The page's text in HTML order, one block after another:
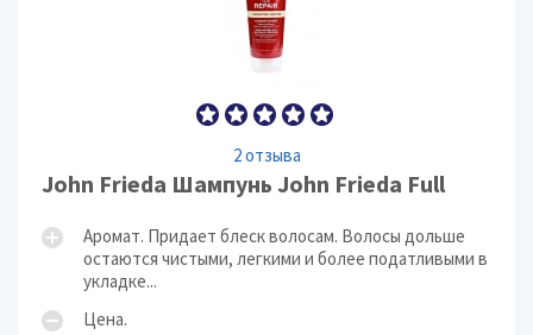
2 отзыва
John Frieda Шампунь John Frieda Full
Аромат. Придает блеск волосам. Волосы дольше
остаются чистыми, легкими и более податливыми в
укладке...
Цена.